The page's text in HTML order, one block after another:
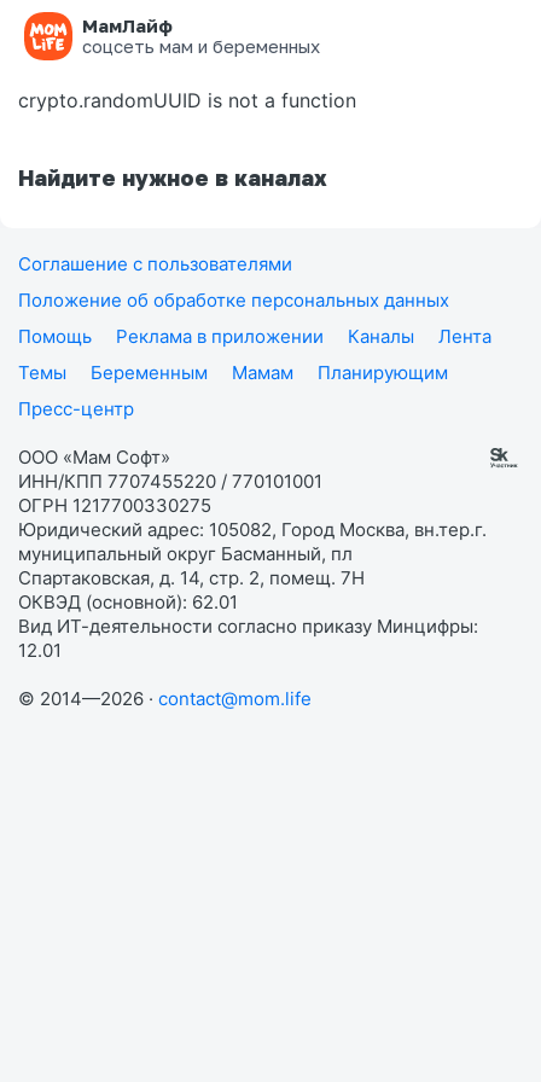
МамЛайф
соцсеть мам и беременных
Ошибка на странице
crypto.randomUUID is not a function
Найдите нужное в каналах
Соглашение с пользователями
Положение об обработке персональных данных
Помощь
Реклама в приложении Каналы
Лента
Темы
Беременным Мамам
Планирующим
Пресс-центр
ООО «Мам Софт»
ИНН/КПП 7707455220 / 770101001
ОГРН 1217700330275
Юридический адрес: 105082, Город Москва, вн.тер.г.
муниципальный округ Басманный, пл
Спартаковская, д. 14, стр. 2, помещ. 7Н
ОКВЭД (основной): 62.01
Вид ИТ-деятельности согласно приказу Минцифры:
12.01
© 2014—2026 · contact@mom.life